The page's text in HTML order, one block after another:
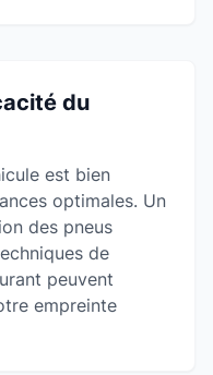
du
est bien
optimales. Un
des pneus
de
peuvent
empreinte